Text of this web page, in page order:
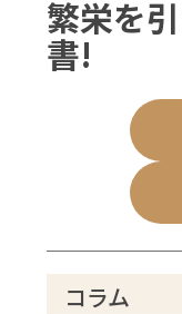
繁栄を
書!
コラム